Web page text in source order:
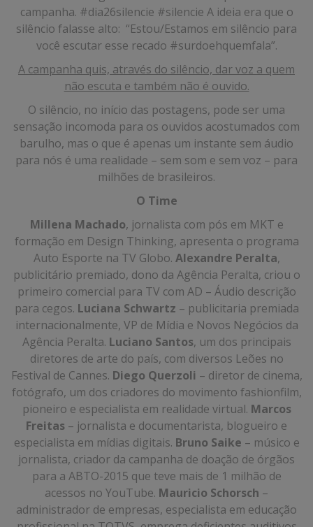
campanha. #dia26silencie #silencie A ideia era que o
silêncio falasse alto: “Estou/Estamos em silêncio para
você escutar esse recado #surdoehquemfala”.
A campanha quis, através do silêncio, dar voz a quem
não escuta e também não é ouvido.
O silêncio, no início das postagens, pode ser uma
sensação incomoda para os ouvidos acostumados com
barulho, mas o que é apenas um instante sem áudio
para nós é uma realidade – sem som e sem voz – para
milhões de brasileiros.
O Time
Millena Machado, jornalista com pós em MKT e
formação em Design Thinking, apresenta o programa
Auto Esporte na TV Globo. Alexandre Peralta,
publicitário premiado, dono da Agência Peralta, criou o
primeiro comercial para TV com AD – Áudio descrição
para cegos. Luciana Schwartz – publicitaria premiada
internacionalmente, VP de Mídia e Novos Negócios da
Agência Peralta. Luciano Santos, um dos principais
diretores de arte do país, com diversos Leões no
Festival de Cannes. Diego Querzoli – diretor de cinema,
fotógrafo, um dos criadores do movimento fashionfilm,
pioneiro e especialista em realidade virtual. Marcos
Freitas – jornalista e documentarista, blogueiro e
especialista em mídias digitais. Bruno Saike – músico e
jornalista, criador da campanha de doação de órgãos
para a ABTO-2015 que teve mais de 1 milhão de
acessos no YouTube. Mauricio Schorsch –
administrador de empresas, especialista em educação